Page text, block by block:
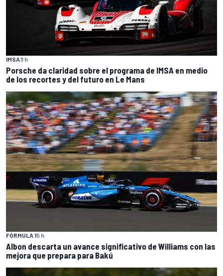
IMSA3 h
Porsche da claridad sobre el programa de IMSA en medio
de los recortes y del futuro en Le Mans
FÓRMULA 15 h
Albon descarta un avance significativo de Williams con las
mejora que prepara para Bakú